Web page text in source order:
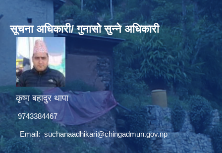
सूचना अधिकारी/ गुनासो सुन्ने अधिकारी
कृष्ण बहादुर थापा
9743384467
Email:suchanaadhikari@chingadmun.gov.np